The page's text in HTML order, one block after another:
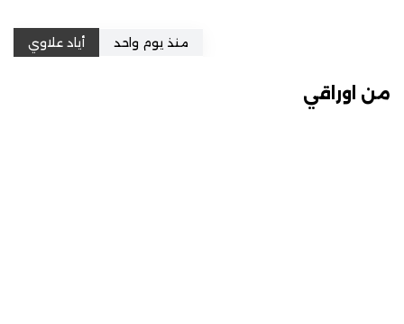
منذ يوم واحد أياد علاوي
من اوراقي